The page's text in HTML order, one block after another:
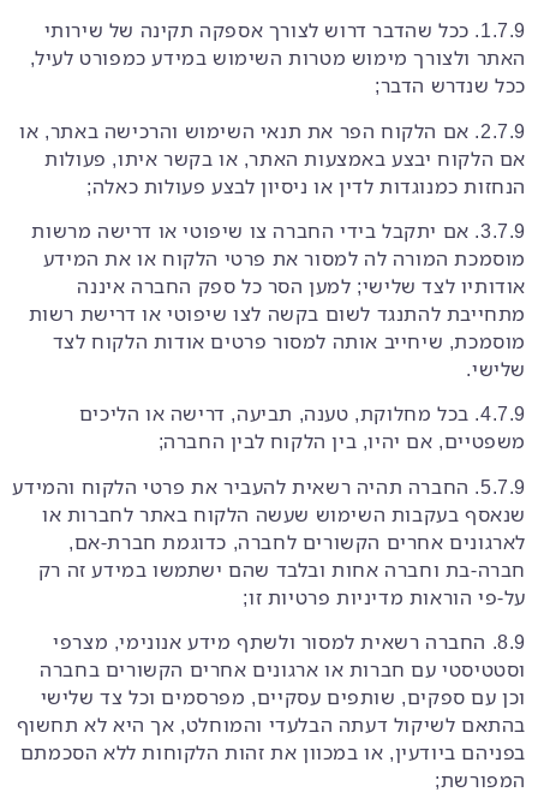
1.7.9. ככל שהדבר דרוש לצורך אספקה תקינה של שירותי
האתר ולצורך מימוש מטרות השימוש במידע כמפורט לעיל,
ככל שנדרש הדבר;
2.7.9. אם הלקוח הפר את תנאי השימוש והרכישה באתר, או
אם הלקוח יבצע באמצעות האתר, או בקשר איתו, פעולות
הנחזות כמנוגדות לדין או ניסיון לבצע פעולות כאלה;
3.7.9. אם יתקבל בידי החברה צו שיפוטי או דרישה מרשות
מוסמכת המורה לה למסור את פרטי הלקוח או את המידע
אודותיו לצד שלישי; למען הסר כל ספק החברה איננה
מתחייבת להתנגד לשום בקשה לצו שיפוטי או דרישת רשות
מוסמכת, שיחייב אותה למסור פרטים אודות הלקוח לצד
שלישי.
4.7.9. בכל מחלוקת, טענה, תביעה, דרישה או הליכים
משפטיים, אם יהיו, בין הלקוח לבין החברה;
5.7.9. החברה תהיה רשאית להעביר את פרטי הלקוח והמידע
שנאסף בעקבות השימוש שעשה הלקוח באתר לחברות או
לארגונים אחרים הקשורים לחברה, כדוגמת חברת-אם,
חברה-בת וחברה אחות ובלבד שהם ישתמשו במידע זה רק
על-פי הוראות מדיניות פרטיות זו;
8.9. החברה רשאית למסור ולשתף מידע אנונימי, מצרפי
וסטטיסטי עם חברות או ארגונים אחרים הקשורים בחברה
וכן עם ספקים, שותפים עסקיים, מפרסמים וכל צד שלישי
בהתאם לשיקול דעתה הבלעדי והמוחלט, אך היא לא תחשוף
בפניהם ביודעין, או במכוון את זהות הלקוחות ללא הסכמתם
המפורשת;